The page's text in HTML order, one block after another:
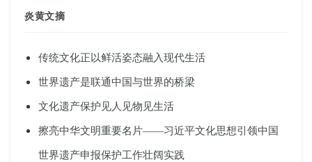
炎黄文摘
传统文化正以鲜活姿态融入现代生活
世界遗产是联通中国与世界的桥梁
文化遗产保护见人见物见生活
擦亮中华文明重要名片——习近平文化思想引领中国
世界遗产申报保护工作壮阔实践